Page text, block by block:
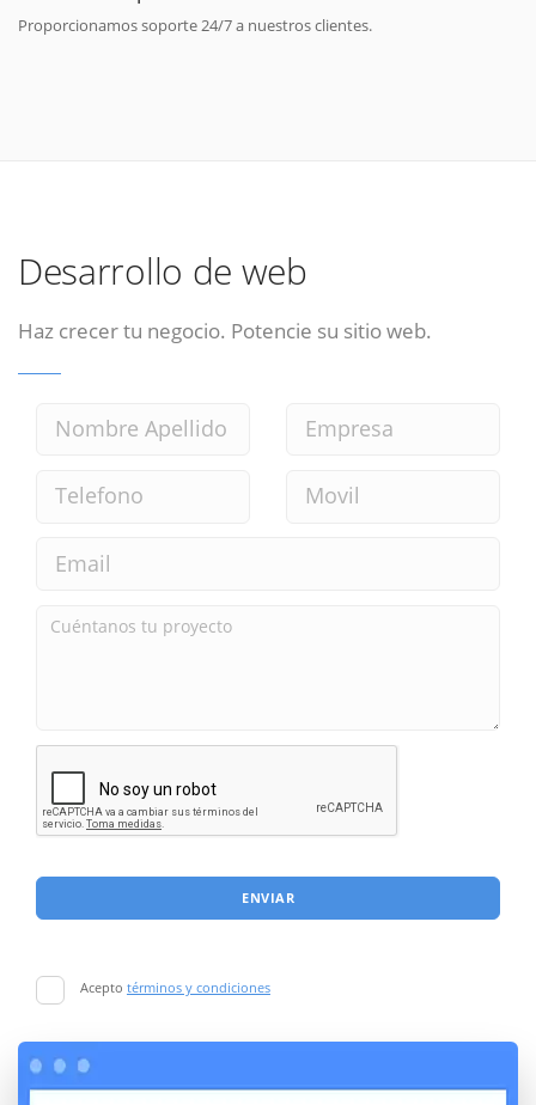
Proporcionamos soporte 24/7 a nuestros clientes.
Desarrollo de web
Haz crecer tu negocio. Potencie su sitio web.
ENVIAR
Acepto términos y condiciones